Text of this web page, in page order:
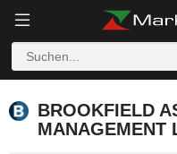
BROOKFIELD
MANAGEMENT